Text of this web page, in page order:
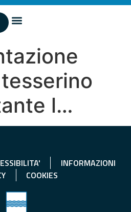
l…
INFORMAZIONI
COOKIES